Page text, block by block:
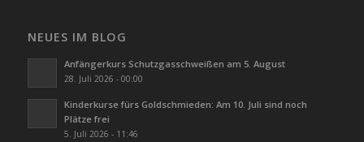
NEUES IM BLOG
Anfängerkurs Schutzgasschweißen am 5. August
28. Juli 2026 - 00:00
Kinderkurse fürs Goldschmieden: Am 10. Juli sind noch
Plätze frei
5. Juli 2026 - 11:46